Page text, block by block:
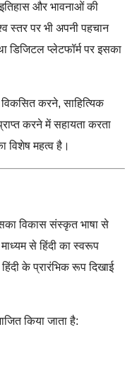
और भावनाओं की
स्तर पर भी अपनी पहचान
डिजिटल प्लेटफॉर्म पर इसका
विकसित करने, साहित्यिक
करने में सहायता करता
विशेष महत्व है।
विकास संस्कृत भाषा से
से हिंदी का स्वरूप
के प्रारंभिक रूप दिखाई
किया जाता है: